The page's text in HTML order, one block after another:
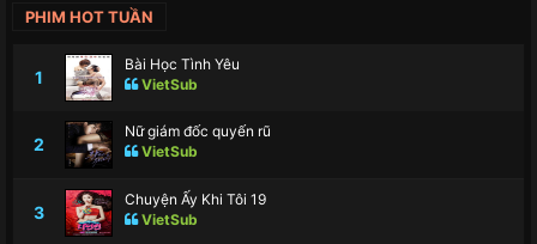
PHIM HOT TUẦN
1
Bài Học Tình Yêu
VietSub
2
Nữ giám đốc quyến rũ
VietSub
3
Chuyện Ấy Khi Tôi 19
VietSub